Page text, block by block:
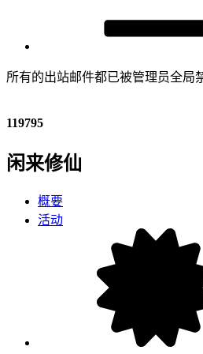
所有的出站邮件都已被管理员全局
119795
闲来修仙
概要
活动